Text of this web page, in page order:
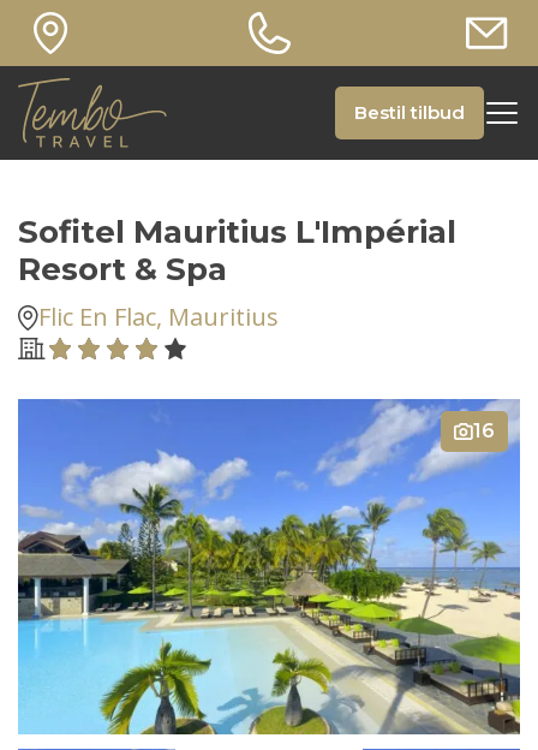
Bestil tilbud
Sofitel Mauritius L'Impérial
Resort & Spa
Flic En Flac, Mauritius
16